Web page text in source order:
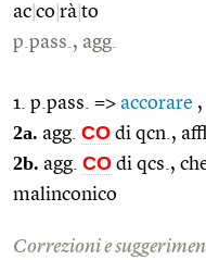
ac co rà to
p.pass., agg.
1. p.pass. => accorare ,
2a. agg. CO di qcn.,
2b. agg. CO di qcs.,
malinconico
Correzioni e